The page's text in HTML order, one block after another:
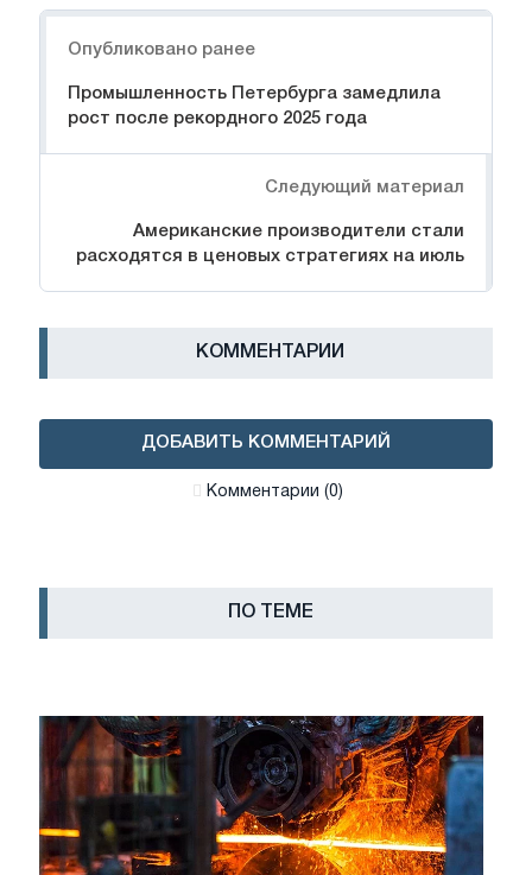
Опубликовано ранее
Промышленность Петербурга замедлила
рост после рекордного 2025 года
Следующий материал
Американские производители стали
расходятся в ценовых стратегиях на июль
КОММЕНТАРИИ
ДОБАВИТЬ КОММЕНТАРИЙ
Комментарии (0)
ПО ТЕМЕ